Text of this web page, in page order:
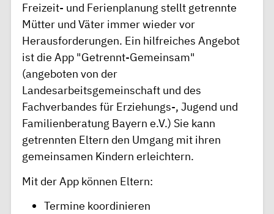
Freizeit- und Ferienplanung stellt getrennte
Mütter und Väter immer wieder vor
Herausforderungen. Ein hilfreiches Angebot
ist die App "Getrennt-Gemeinsam"
(angeboten von der
Landesarbeitsgemeinschaft und des
Fachverbandes für Erziehungs-, Jugend und
Familienberatung Bayern e.V.) Sie kann
getrennten Eltern den Umgang mit ihren
gemeinsamen Kindern erleichtern.
Mit der App können Eltern:
Termine koordinieren